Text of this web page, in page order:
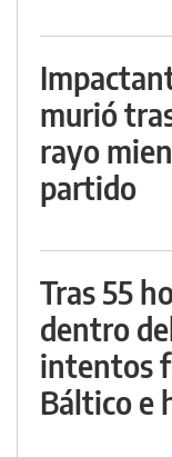
murió
rayo
partido
Tras 55
dentro
intentos
Báltico e